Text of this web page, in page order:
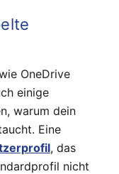
OneDrive
einige
warum dein
Eine
, das
nicht